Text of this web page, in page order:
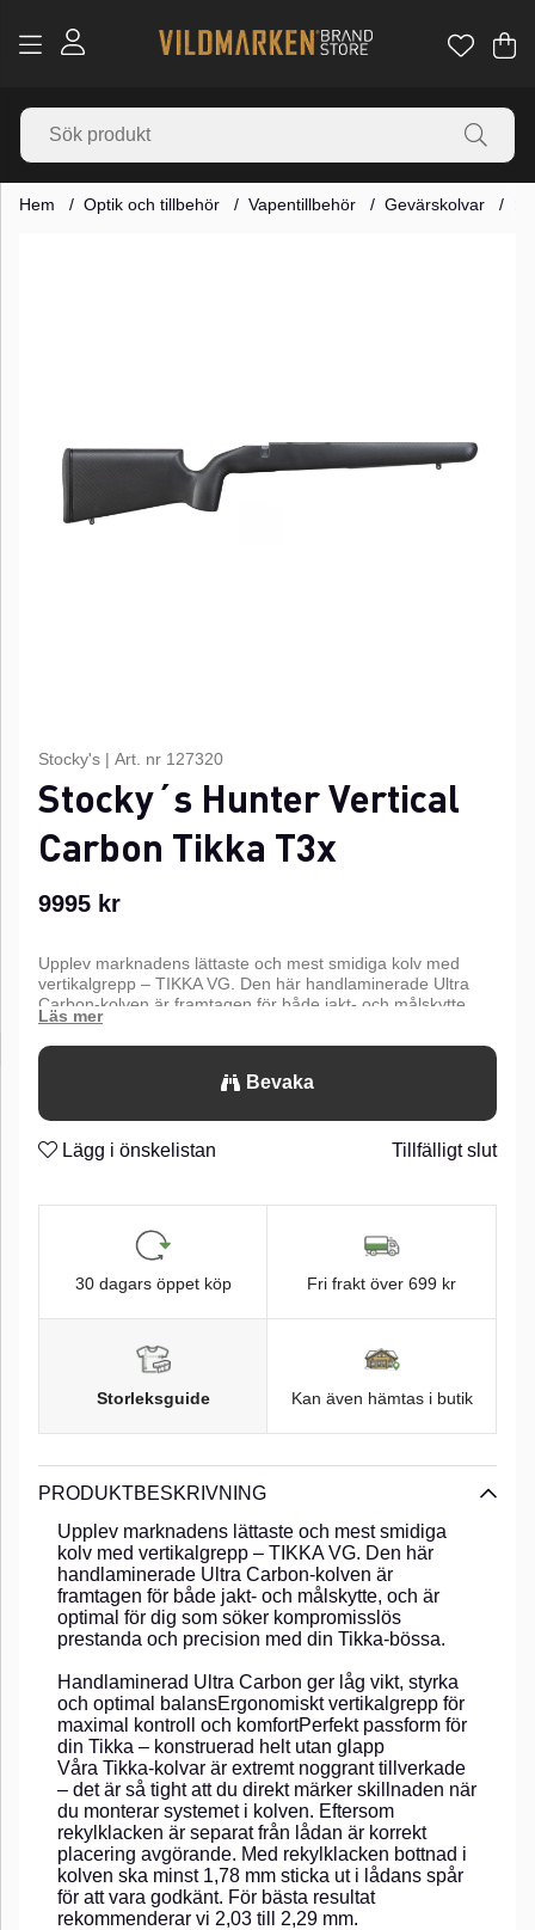
.
Hem Optik och tillbehör Vapentillbehör Gevärskolvar
Stocky's | Art. nr 127320
Stocky´s Hunter Vertical
Carbon Tikka T3x
9995 kr
Upplev marknadens lättaste och mest smidiga kolv med
vertikalgrepp – TIKKA VG. Den här handlaminerade Ultra
Carbon-kolven är framtagen för både jakt- och målskytte,
och är optimal för dig som söker kompromisslös prestanda
och precision med din Tikka-bössa.
Bevaka
Lägg i önskelistan Tillfälligt slut
30 dagars öppet köp Fri frakt över 699 kr
Storleksguide Kan även hämtas i butik
PRODUKTBESKRIVNING
Upplev marknadens lättaste och mest smidiga
kolv med vertikalgrepp – TIKKA VG. Den här
handlaminerade Ultra Carbon-kolven är
framtagen för både jakt- och målskytte, och är
optimal för dig som söker kompromisslös
prestanda och precision med din Tikka-bössa.
Handlaminerad Ultra Carbon ger låg vikt, styrka
och optimal balansErgonomiskt vertikalgrepp för
maximal kontroll och komfortPerfekt passform för
din Tikka – konstruerad helt utan glapp
Våra Tikka-kolvar är extremt noggrant tillverkade
– det är så tight att du direkt märker skillnaden när
du monterar systemet i kolven. Eftersom
rekylklacken är separat från lådan är korrekt
placering avgörande. Med rekylklacken bottnad i
kolven ska minst 1,78 mm sticka ut i lådans spår
för att vara godkänt. För bästa resultat
rekommenderar vi 2,03 till 2,29 mm.